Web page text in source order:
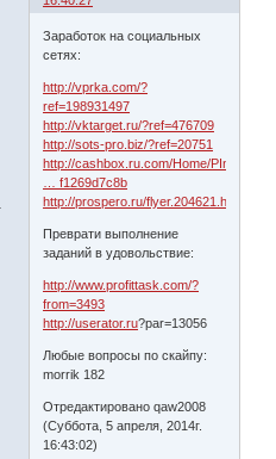
Заработок на социальных
сетях:
http://vprka.com/?
ref=198931497
http://vktarget.ru/?ref=476709
http://sots-pro.biz/?ref=20751
http://cashbox.ru.com/Home/PInfo/
… f1269d7c8b
http://prospero.ru/flyer.204621.html
Преврати выполнение
заданий в удовольствие:
http://www.profittask.com/?
from=3493
http://userator.ru?par=13056
Любые вопросы по скайпу:
morrik 182
Отредактировано qaw2008
(Суббота, 5 апреля, 2014г.
16:43:02)